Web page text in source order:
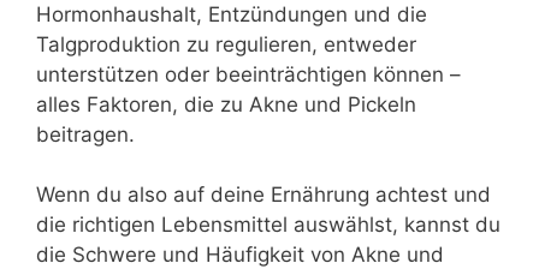
Hormonhaushalt, Entzündungen und die
Talgproduktion zu regulieren, entweder
unterstützen oder beeinträchtigen können –
alles Faktoren, die zu Akne und Pickeln
beitragen.
Wenn du also auf deine Ernährung achtest und
die richtigen Lebensmittel auswählst, kannst du
die Schwere und Häufigkeit von Akne und